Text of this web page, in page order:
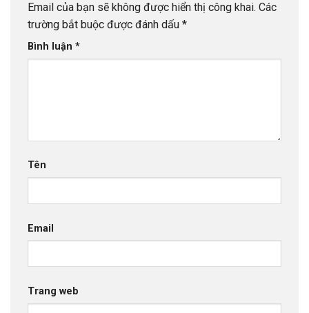
Email của bạn sẽ không được hiển thị công khai. Các
trường bắt buộc được đánh dấu *
Bình luận *
Tên
Email
Trang web